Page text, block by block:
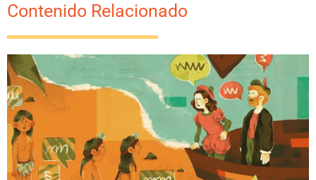
Contenido Relacionado